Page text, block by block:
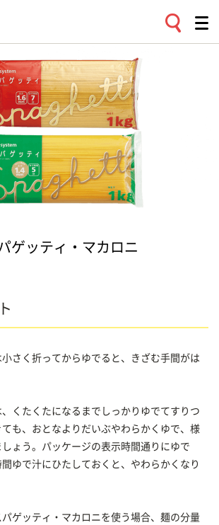
ゲッティ・マカロニ
さく折ってからゆでると、きざむ手間がは
くたくたになるまでしっかりゆでてすりつ
も、おとなよりだいぶやわらかくゆで、様
ょう。パッケージの表示時間通りにゆで
ゆで汁にひたしておくと、やわらかくなり
ゲッティ・マカロニを使う場合、麺の分量